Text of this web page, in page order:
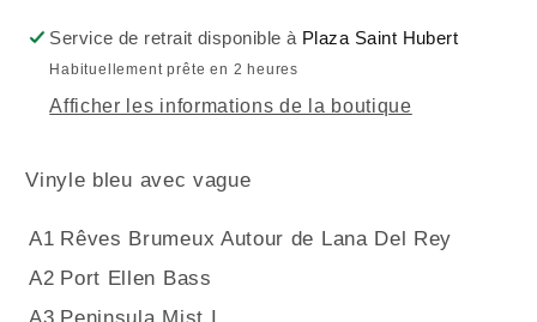
Service de retrait disponible à Plaza Saint Hubert
Habituellement prête en 2 heures
Afficher les informations de la boutique
Vinyle bleu avec vague
A1 Rêves Brumeux Autour de Lana Del Rey
A2 Port Ellen Bass